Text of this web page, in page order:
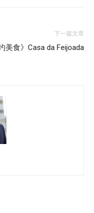
下一篇文章
美食》Casa da Feijoada